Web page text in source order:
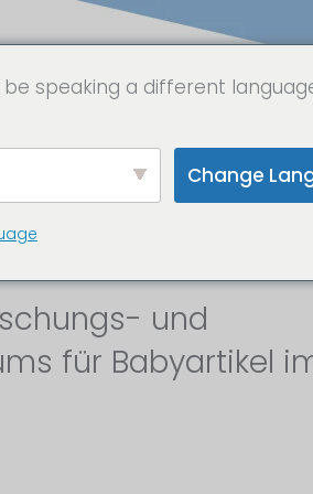
&
in 6K
und
für Babyartikel
speaking a different
Change